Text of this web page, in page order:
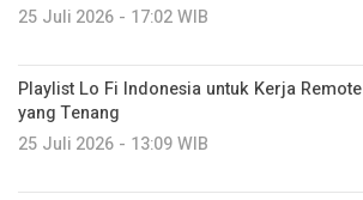
25 Juli 2026 - 17:02 WIB
Playlist Lo Fi Indonesia untuk Kerja Remote
yang Tenang
25 Juli 2026 - 13:09 WIB